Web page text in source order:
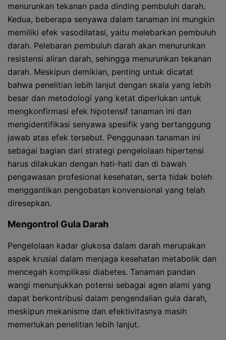
menurunkan tekanan pada dinding pembuluh darah.
Kedua, beberapa senyawa dalam tanaman ini mungkin
memiliki efek vasodilatasi, yaitu melebarkan pembuluh
darah. Pelebaran pembuluh darah akan menurunkan
resistensi aliran darah, sehingga menurunkan tekanan
darah. Meskipun demikian, penting untuk dicatat
bahwa penelitian lebih lanjut dengan skala yang lebih
besar dan metodologi yang ketat diperlukan untuk
mengkonfirmasi efek hipotensif tanaman ini dan
mengidentifikasi senyawa spesifik yang bertanggung
jawab atas efek tersebut. Penggunaan tanaman ini
sebagai bagian dari strategi pengelolaan hipertensi
harus dilakukan dengan hati-hati dan di bawah
pengawasan profesional kesehatan, serta tidak boleh
menggantikan pengobatan konvensional yang telah
diresepkan.
Mengontrol Gula Darah
Pengelolaan kadar glukosa dalam darah merupakan
aspek krusial dalam menjaga kesehatan metabolik dan
mencegah komplikasi diabetes. Tanaman pandan
wangi menunjukkan potensi sebagai agen alami yang
dapat berkontribusi dalam pengendalian gula darah,
meskipun mekanisme dan efektivitasnya masih
memerlukan penelitian lebih lanjut.